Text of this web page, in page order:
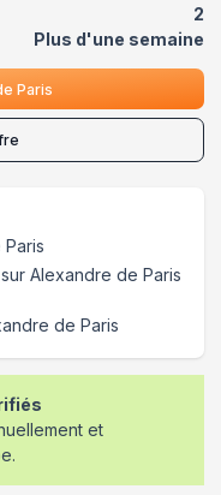
2
Plus d'une semaine
Paris
Alexandre de Paris
de Paris
et